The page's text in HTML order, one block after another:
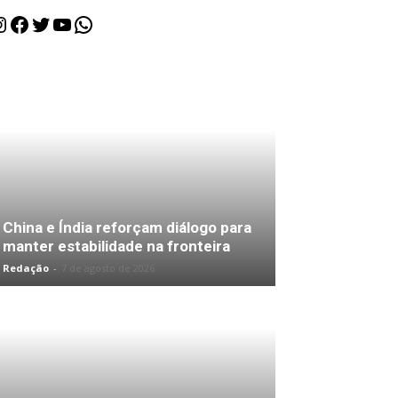
Facebook
Twitter
Youtube
WhatsApp
China e Índia reforçam diálogo para
manter estabilidade na fronteira
Redação - 7 de agosto de 2026